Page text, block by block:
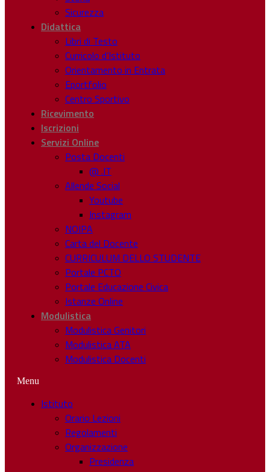
Sicurezza
Didattica
Libri di Testo
Curricolo d’Istituto
Orientamento in Entrata
Eportfolio
Centro Sportivo
Ricevimento
Iscrizioni
Servizi Online
Posta Docenti
@ .IT
Allende Social
Youtube
Instagram
NOIPA
Carta del Docente
CURRICULUM DELLO STUDENTE
Portale PCTO
Portale Educazione Civica
Istanze Online
Modulistica
Modulistica Genitori
Modulistica ATA
Modulistica Docenti
Menu
Istituto
Orario Lezioni
Regolamenti
Organizzazione
Presidenza